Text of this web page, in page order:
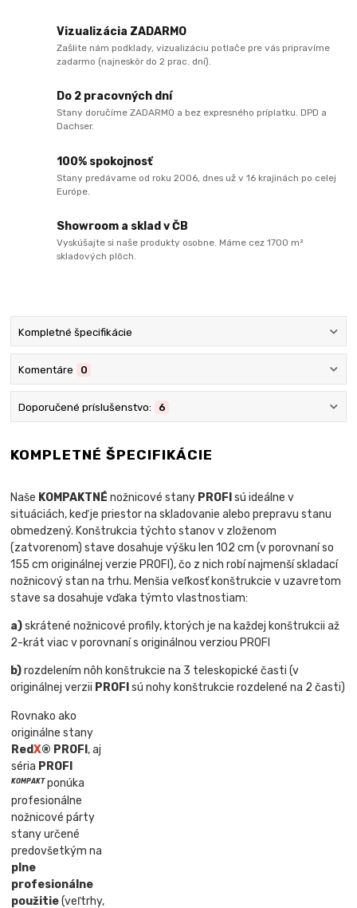
Vizualizácia ZADARMO
Zašlite nám podklady, vizualizáciu potlače pre vás pripravíme
zadarmo (najneskôr do 2 prac. dní).
Do 2 pracovných dní
Stany doručíme ZADARMO a bez expresného príplatku. DPD a
Dachser.
100% spokojnosť
Stany predávame od roku 2006, dnes už v 16 krajinách po celej
Európe.
Showroom a sklad v ČB
Vyskúšajte si naše produkty osobne. Máme cez 1700 m²
skladových plôch.
Kompletné špecifikácie
Komentáre 0
Doporučené príslušenstvo: 6
KOMPLETNÉ ŠPECIFIKÁCIE
Naše KOMPAKTNÉ nožnicové stany PROFI sú ideálne v
situáciách, keď je priestor na skladovanie alebo prepravu stanu
obmedzený. Konštrukcia týchto stanov v zloženom
(zatvorenom) stave dosahuje výšku len 102 cm (v porovnaní so
155 cm originálnej verzie PROFI), čo z nich robí najmenší skladací
nožnicový stan na trhu. Menšia veľkosť konštrukcie v uzavretom
stave sa dosahuje vďaka týmto vlastnostiam:
a)skrátené nožnicové profily, ktorých je na každej konštrukcii až
2-krát viac v porovnaní s originálnou verziou PROFI
b)rozdelením nôh konštrukcie na 3 teleskopické časti (v
originálnej verzii PROFI sú nohy konštrukcie rozdelené na 2 časti)
Rovnako ako
originálne stany
RedX® PROFI , aj
séria PROFI
KOMPAKTponúka
profesionálne
nožnicové párty
stany určené
predovšetkým na
plne
profesionálne
použitie(veľtrhy,